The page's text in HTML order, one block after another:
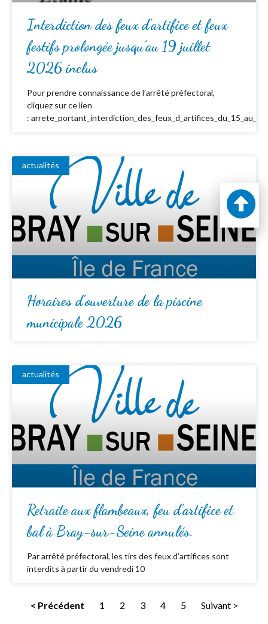
Interdiction des feux d’artifice et feux
festifs prolongée jusqu’au 19 juillet
2026 inclus
Pour prendre connaissance de l’arrêté préfectoral,
cliquez sur ce lien
:
actualités
Horaires d’ouverture de la piscine
municipale 2026
actualités
Retraite aux flambeaux, feu d’artifice et
bal à Bray-sur-Seine annulés.
Par arrêté préfectoral, les tirs des feux d’artifices sont
interdits à partir du vendredi 10
< Précédent 1 2 3 4 5 Suivant >